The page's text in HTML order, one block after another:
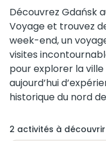
Découvrez Gdańsk
Voyage et trouvez
week-end, un
visites
pour explorer la
aujourd’hui
historique du nord
2 activités à découvrir